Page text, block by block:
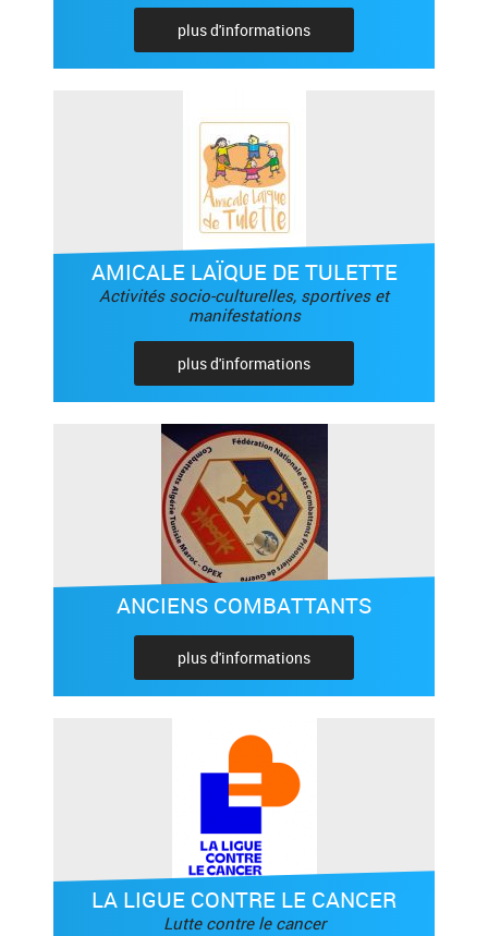
plus d'informations
AMICALE LAÏQUE DE TULETTE
Activités socio-culturelles, sportives et
manifestations
plus d'informations
ANCIENS COMBATTANTS
plus d'informations
LA LIGUE CONTRE LE CANCER
Lutte contre le cancer